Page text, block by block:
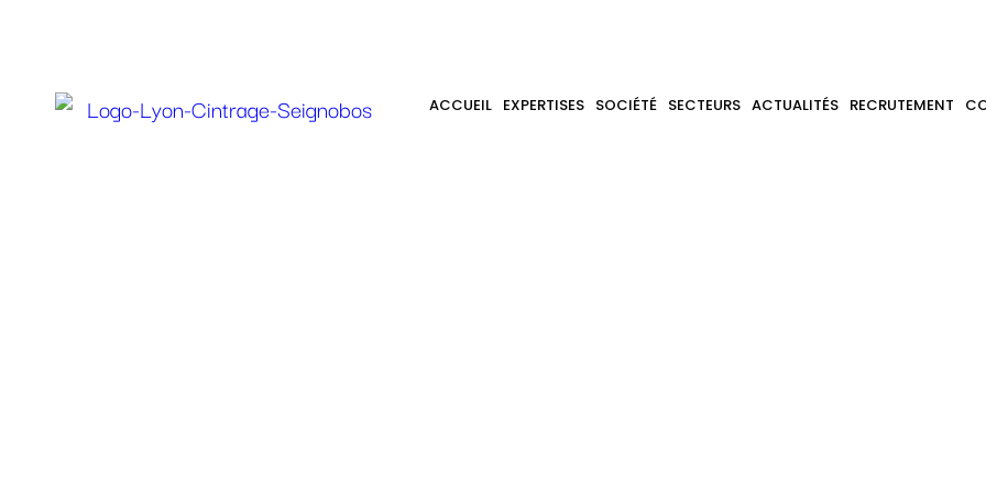
ACCUEIL EXPERTISES SOCIÉTÉ SECTEURS ACTUALITÉS RECRUTEMENT
Services et